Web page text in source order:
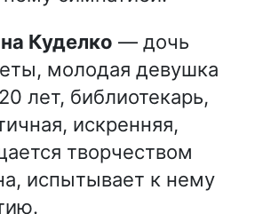
Куделко — дочь
молодая девушка
лет, библиотекарь,
искренняя,
творчеством
испытывает к нему